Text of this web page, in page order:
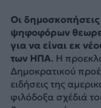
Οι δημοσκοπήσεις
ψηφοφόρων
για να είναι εκ
των ΗΠΑ. Η
Δημοκρατικού
ειδήσεις της
φιλόδοξα σχέδιά